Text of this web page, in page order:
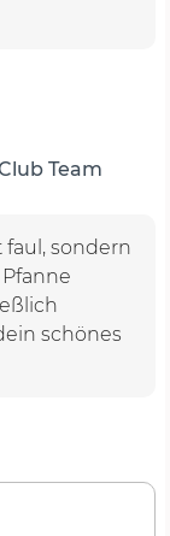
Team
faul, sondern
schönes